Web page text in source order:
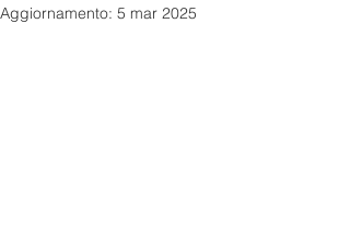
Aggiornamento: 5 mar 2025